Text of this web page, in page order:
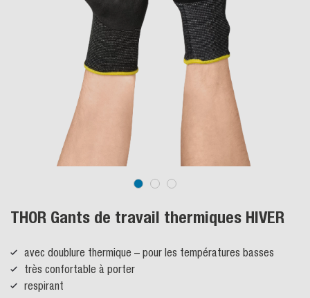
THOR Gants de travail thermiques HIVER
avec doublure thermique – pour les températures basses
très confortable à porter
respirant